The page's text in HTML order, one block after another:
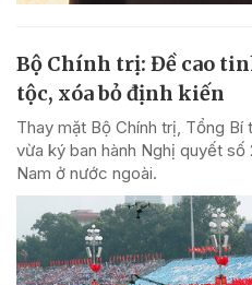
Bộ Chính trị: Đề cao
tộc, xóa bỏ định kiến
Thay mặt Bộ Chính trị, Tổng
vừa ký ban hành Nghị quyết
Nam ở nước ngoài.